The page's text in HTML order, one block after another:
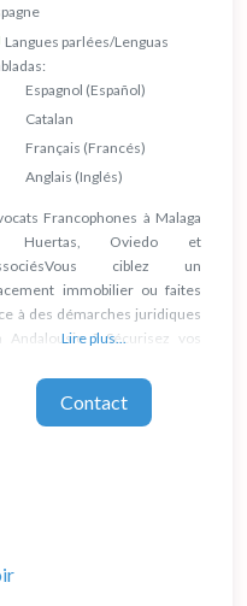
Langues parlées/Lenguas
Espagnol (Español)
Catalan
Français (Francés)
Anglais (Inglés)
Francophones à Malaga
Huertas, Oviedo et
ciblez un
immobilier ou faites
à des démarches juridiques
Andalousie ? Sécurisez vos
un avocat à Malaga.
structure s’appuie sur un
Lire plus...
Contact